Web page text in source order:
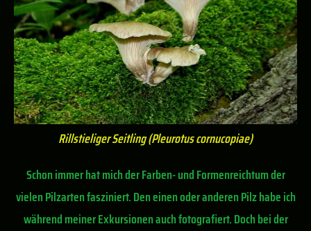
Rillstieliger Seitling (Pleurotus cornucopiae)
Schon immer hat mich der Farben- und Formenreichtum der
vielen Pilzarten fasziniert. Den einen oder anderen Pilz habe ich
während meiner Exkursionen auch fotografiert. Doch bei der